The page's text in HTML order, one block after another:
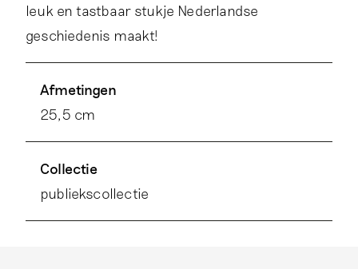
leuk en tastbaar stukje Nederlandse
geschiedenis maakt!
Afmetingen
25,5 cm
Collectie
publiekscollectie